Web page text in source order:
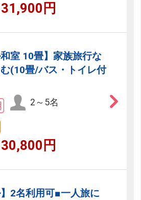
円
和室 10畳】家族旅行な
(10畳/バス・トイレ付
2～5名
円
】2名利用可■一人旅に